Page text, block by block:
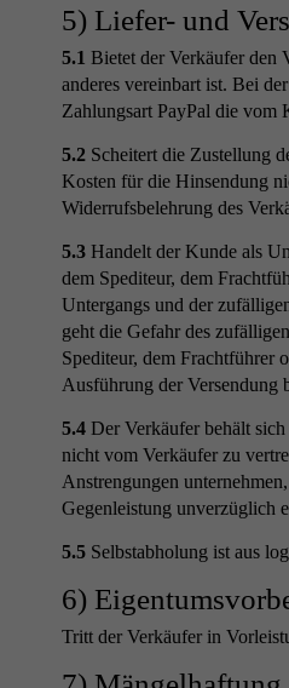
5) Liefer- und
5.1 Bietet der Verkäufer den
anderes vereinbart ist. Bei
Zahlungsart PayPal die vom
5.2 Scheitert die Zustellung
Kosten für die Hinsendung
Widerrufsbelehrung des
5.3 Handelt der Kunde als
dem Spediteur, dem
Untergangs und der
geht die Gefahr des
Spediteur, dem Frachtführer
Ausführung der Versendung
5.4 Der Verkäufer behält
nicht vom Verkäufer zu
Anstrengungen
Gegenleistung unverzüglich
5.5 Selbstabholung ist aus
6)
Tritt der Verkäufer in